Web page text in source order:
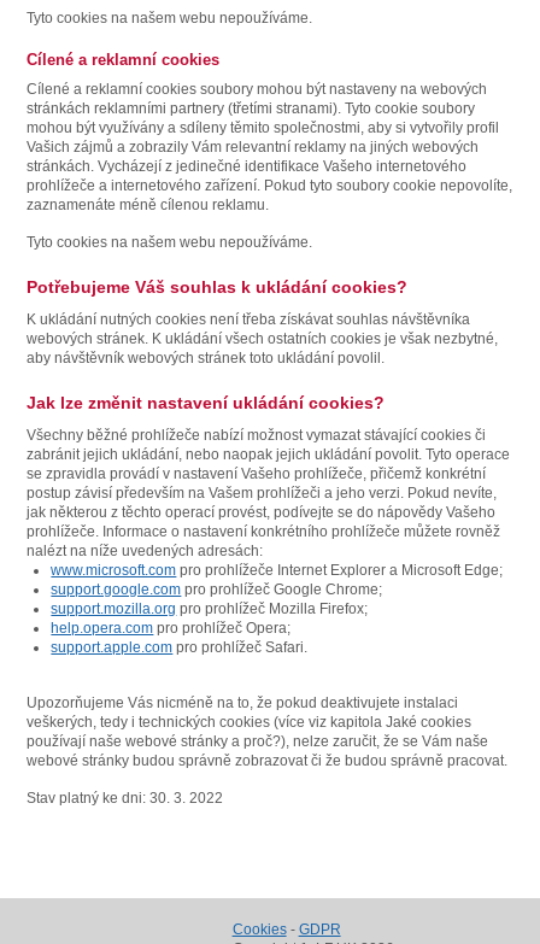
Tyto cookies na našem webu nepoužíváme.
Cílené a reklamní cookies
Cílené a reklamní cookies soubory mohou být nastaveny na webových
stránkách reklamními partnery (třetími stranami). Tyto cookie soubory
mohou být využívány a sdíleny těmito společnostmi, aby si vytvořily profil
Vašich zájmů a zobrazily Vám relevantní reklamy na jiných webových
stránkách. Vycházejí z jedinečné identifikace Vašeho internetového
prohlížeče a internetového zařízení. Pokud tyto soubory cookie nepovolíte,
zaznamenáte méně cílenou reklamu.
Tyto cookies na našem webu nepoužíváme.
Potřebujeme Váš souhlas k ukládání cookies?
K ukládání nutných cookies není třeba získávat souhlas návštěvníka
webových stránek. K ukládání všech ostatních cookies je však nezbytné,
aby návštěvník webových stránek toto ukládání povolil.
Jak lze změnit nastavení ukládání cookies?
Všechny běžné prohlížeče nabízí možnost vymazat stávající cookies či
zabránit jejich ukládání, nebo naopak jejich ukládání povolit. Tyto operace
se zpravidla provádí v nastavení Vašeho prohlížeče, přičemž konkrétní
postup závisí především na Vašem prohlížeči a jeho verzi. Pokud nevíte,
jak některou z těchto operací provést, podívejte se do nápovědy Vašeho
prohlížeče. Informace o nastavení konkrétního prohlížeče můžete rovněž
nalézt na níže uvedených adresách:
www.microsoft.com pro prohlížeče Internet Explorer a Microsoft Edge;
support.google.com pro prohlížeč Google Chrome;
support.mozilla.org pro prohlížeč Mozilla Firefox;
help.opera.com pro prohlížeč Opera;
support.apple.com pro prohlížeč Safari.
Upozorňujeme Vás nicméně na to, že pokud deaktivujete instalaci
veškerých, tedy i technických cookies (více viz kapitola Jaké cookies
používají naše webové stránky a proč?), nelze zaručit, že se Vám naše
webové stránky budou správně zobrazovat či že budou správně pracovat.
Stav platný ke dni: 30. 3. 2022
Cookies- GDPR